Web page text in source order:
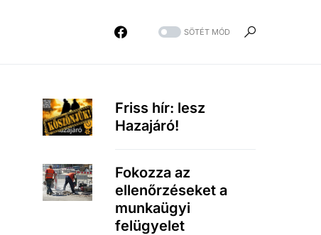
SÖTÉT MÓD
Friss hír: lesz
Hazajáró!
Fokozza az
ellenőrzéseket a
munkaügyi
felügyelet